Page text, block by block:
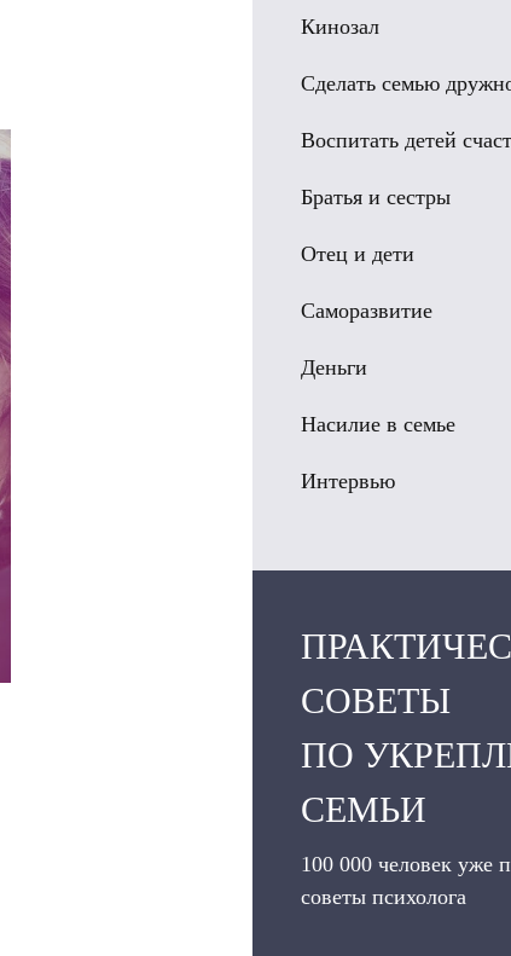
Кинозал
Сделать семью
Воспитать детей
Братья и сестры
Отец и дети
Саморазвитие
Деньги
Насилие в семье
Интервью
СОВЕТЫ
ПО
СЕМЬИ
100 000 человек уже
советы психолога